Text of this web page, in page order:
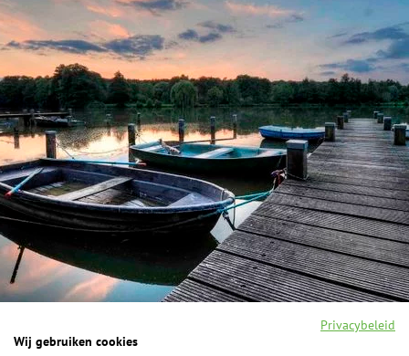
Privacybeleid
Wij gebruiken cookies